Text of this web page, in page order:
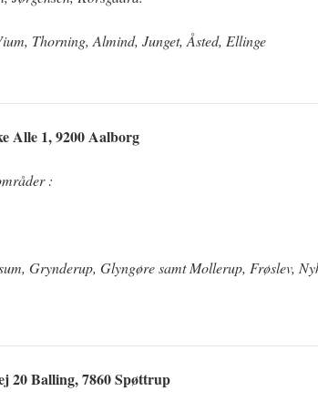
Thorning, Almind, Junget, Åsted, Ellinge
Alle 1, 9200 Aalborg
:
Grynderup, Glyngøre samt Mollerup, Frøslev,
20 Balling, 7860 Spøttrup